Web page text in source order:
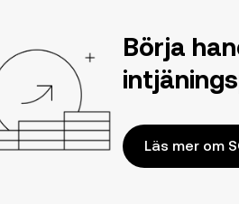
Börja
Läs mer om